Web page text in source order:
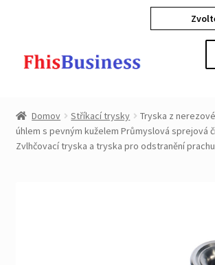
navigaci
obsah
produkty
Domov Stříkací trysky
Tryska z
úhlem s pevným kuželem Průmyslová sprejová
Zvlhčovací tryska a tryska pro odstranění prachu